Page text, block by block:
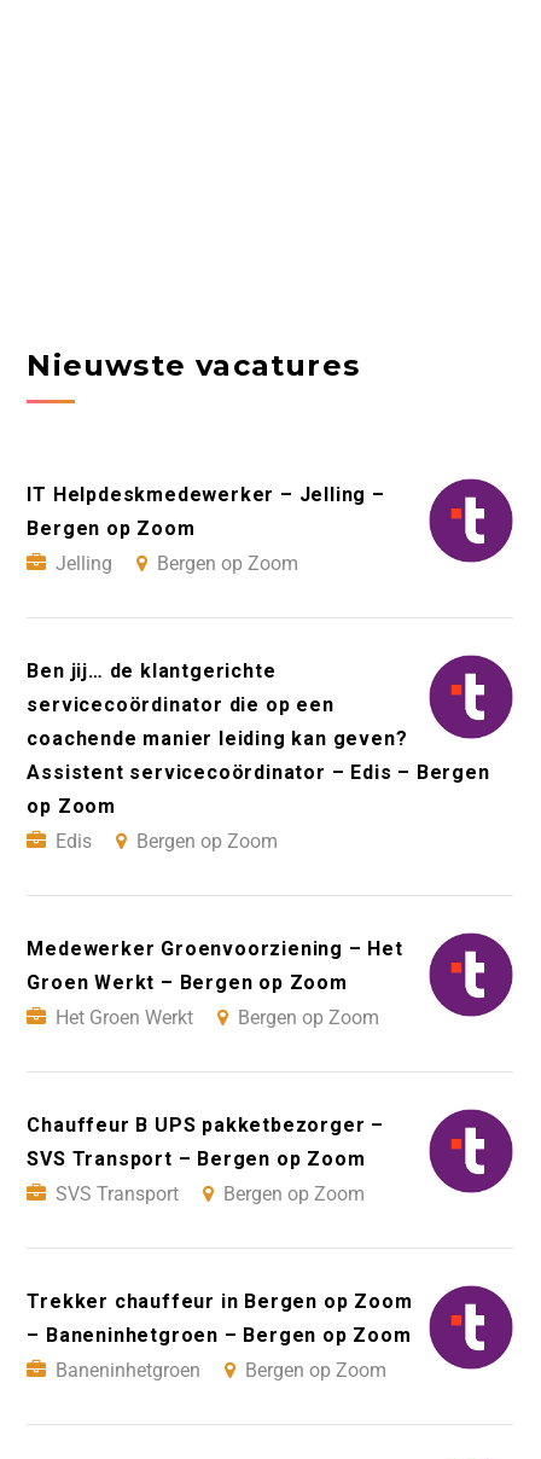
Nieuwste vacatures
IT Helpdeskmedewerker – Jelling –
Bergen op Zoom
Jelling
Bergen op Zoom
Ben jij… de klantgerichte
servicecoördinator die op een
coachende manier leiding kan geven?
Assistent servicecoördinator – Edis – Bergen
op Zoom
Edis
Bergen op Zoom
Medewerker Groenvoorziening – Het
Groen Werkt – Bergen op Zoom
Het Groen Werkt
Bergen op Zoom
Chauffeur B UPS pakketbezorger –
SVS Transport – Bergen op Zoom
SVS Transport
Bergen op Zoom
Trekker chauffeur in Bergen op Zoom
– Baneninhetgroen – Bergen op Zoom
Baneninhetgroen
Bergen op Zoom